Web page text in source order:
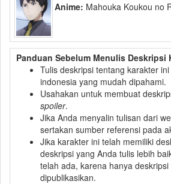
Anime: Mahouka Koukou no
Panduan Sebelum Menulis Deskripsi
Tulis deskripsi tentang karakter
indonesia yang mudah dipahami.
Usahakan untuk membuat
spoiler.
Jika Anda menyalin tulisan dari
sertakan sumber referensi pada
Jika karakter ini telah memiliki
deskripsi yang Anda tulis lebih
telah ada, karena hanya
dipublikasikan.